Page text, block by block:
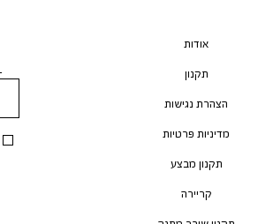
אודות
תקנון
הצהרת נגישות
מדיניות פרטיות
תקנון מבצע
קריירה